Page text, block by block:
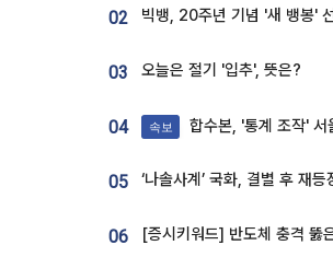
02
03 오늘은 절기 '입추', 뜻은?
04 속보 합수본, '통계 조작' 서울·경기·충북 선
05
06